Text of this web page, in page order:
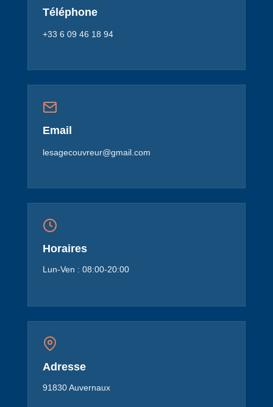
Téléphone
+33 6 09 46 18 94
Email
lesagecouvreur@gmail.com
Horaires
Lun-Ven : 08:00-20:00
Adresse
91830 Auvernaux